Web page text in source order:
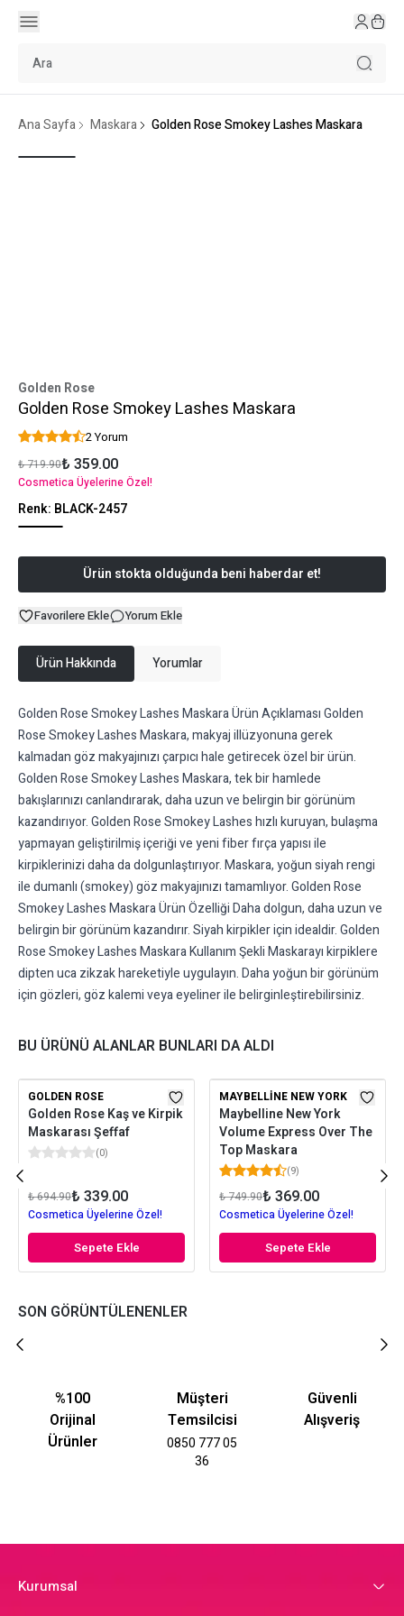
Ana Sayfa Maskara Golden Rose Smokey Lashes Maskara
Golden Rose
Golden Rose Smokey Lashes Maskara
2 Yorum
₺ 719.90₺ 359.00
Cosmetica Üyelerine Özel!
Renk: BLACK-2457
Ürün stokta olduğunda beni haberdar et!
Favorilere Ekle Yorum Ekle
Ürün Hakkında Yorumlar
Golden Rose Smokey Lashes Maskara Ürün Açıklaması Golden
Rose Smokey Lashes Maskara, makyaj illüzyonuna gerek
kalmadan göz makyajınızı çarpıcı hale getirecek özel bir ürün.
Golden Rose Smokey Lashes Maskara, tek bir hamlede
bakışlarınızı canlandırarak, daha uzun ve belirgin bir görünüm
kazandırıyor. Golden Rose Smokey Lashes hızlı kuruyan, bulaşma
yapmayan geliştirilmiş içeriği ve yeni fiber fırça yapısı ile
kirpiklerinizi daha da dolgunlaştırıyor. Maskara, yoğun siyah rengi
ile dumanlı (smokey) göz makyajınızı tamamlıyor. Golden Rose
Smokey Lashes Maskara Ürün Özelliği Daha dolgun, daha uzun ve
belirgin bir görünüm kazandırır. Siyah kirpikler için idealdir. Golden
Rose Smokey Lashes Maskara Kullanım Şekli Maskarayı kirpiklere
dipten uca zikzak hareketiyle uygulayın. Daha yoğun bir görünüm
için gözleri, göz kalemi veya eyeliner ile belirginleştirebilirsiniz.
BU ÜRÜNÜ ALANLAR BUNLARI DA ALDI
GOLDEN ROSE
Golden Rose Kaş ve Kirpik
Maskarası Şeffaf
(0)
₺ 694.90₺ 339.00
Cosmetica Üyelerine Özel!
Sepete Ekle
MAYBELLINE NEW YORK
Maybelline New York
Volume Express Over The
Top Maskara
(9)
₺ 749.90₺ 369.00
Cosmetica Üyelerine Özel!
Sepete Ekle
SON GÖRÜNTÜLENENLER
%100
Orijinal
Ürünler
Müşteri
Temsilcisi
0850 777 05
36
Güvenli
Alışveriş
Kurumsal